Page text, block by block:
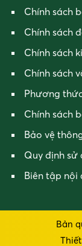
Chính sách
Chính sách
Chính sách
Chính sách
Phương
Chính sách
Bảo vệ
Quy định sử
Biên tập nội
Bản